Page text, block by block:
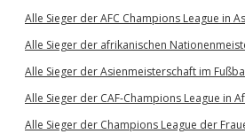
Alle Sieger der AFC Champions League in
Alle Sieger der afrikanischen
Alle Sieger der Asienmeisterschaft im
Alle Sieger der CAF-Champions League in
Alle Sieger der Champions League der